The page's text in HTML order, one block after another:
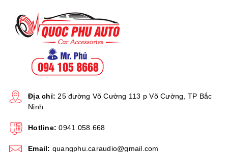
Địa chỉ: 25 đường Võ Cường 113 p Võ Cường, TP Bắc
Ninh
Hotline: 0941.058.668
Email: quangphu.caraudio@gmail.com